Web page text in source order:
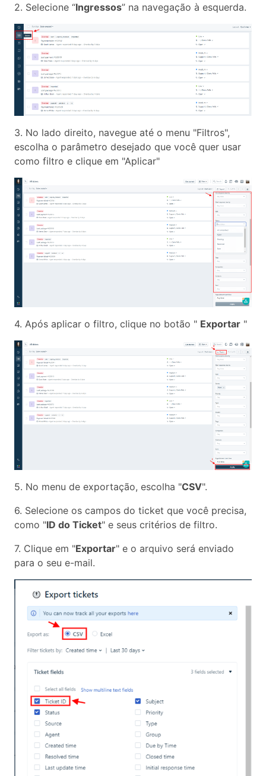
2. Selecione “Ingressos” na navegação à esquerda.
3. No lado direito, navegue até o menu "Filtros",
escolha o parâmetro desejado que você quer usar
como filtro e clique em "Aplicar"
4. Após aplicar o filtro, clique no botão " Exportar "
5. No menu de exportação, escolha "CSV".
6. Selecione os campos do ticket que você precisa,
como "ID do Ticket" e seus critérios de filtro.
7. Clique em "Exportar" e o arquivo será enviado
para o seu e-mail.